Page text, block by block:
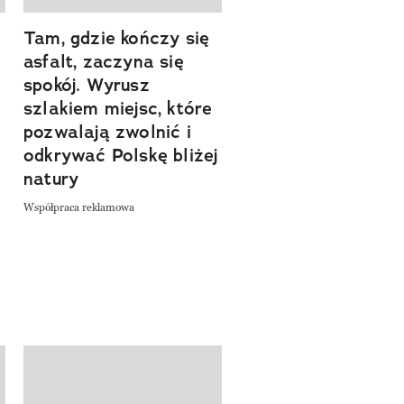
Tam, gdzie kończy się
asfalt, zaczyna się
spokój. Wyrusz
szlakiem miejsc, które
pozwalają zwolnić i
odkrywać Polskę bliżej
natury
Współpraca reklamowa